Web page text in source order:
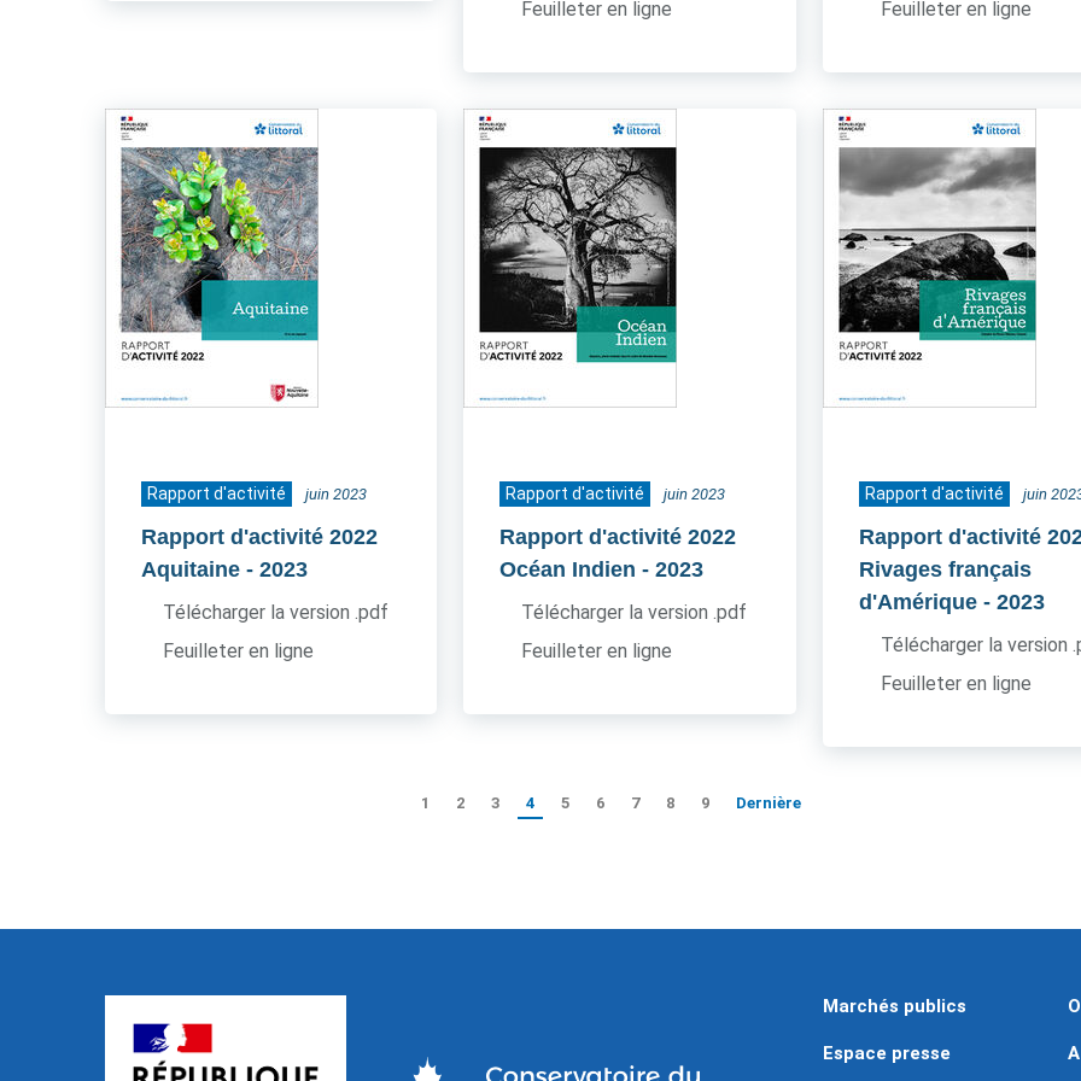
Feuilleter en ligne Feuilleter en ligne
Rapport d'activité juin 2023
Rapport d'activité 2022
Aquitaine - 2023
Télécharger la version .pdf
Feuilleter en ligne
Rapport d'activité juin 2023
Rapport d'activité 2022
Océan Indien - 2023
Télécharger la version .pdf
Feuilleter en ligne
Rapport d'activité juin
Rapport d'activité
Rivages français
d'Amérique - 2023
Télécharger la version
Feuilleter en ligne
1 2 3 4 5 6 7 8 9 Dernière
Marchés publics
Espace presse